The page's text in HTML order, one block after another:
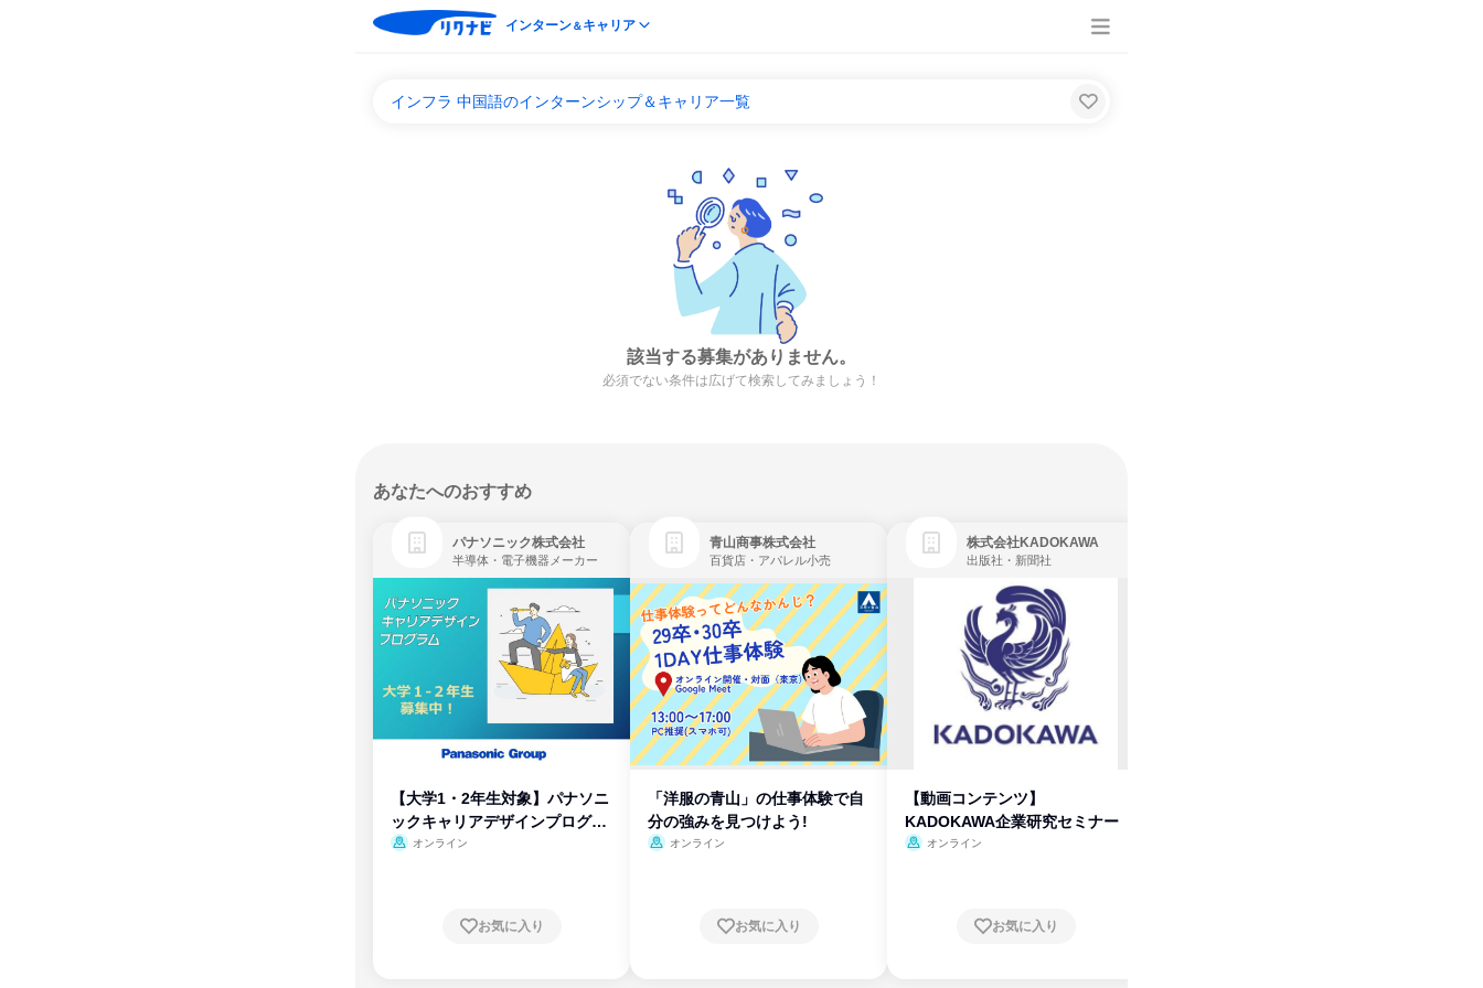
インターン＆キャリア
インフラ 中国語のインターンシップ＆キャリア一覧
該当する募集がありません。
必須でない条件は広げて検索してみましょう！
あなたへのおすすめ
パナソニック株式会社
半導体・電子機器メーカー
【大学1・2年生対象】パナソニ
ックキャリアデザインプログラ
ム
オンライン
お気に入り
青山商事株式会社
百貨店・アパレル小売
「洋服の青山」の仕事体験で自
分の強みを見つけよう!
オンライン
お気に入り
株式会社KADOKAWA
出版社・新聞社
【動画コンテンツ】
KADOKAWA企業研究セミナー
オンライン
お気に入り